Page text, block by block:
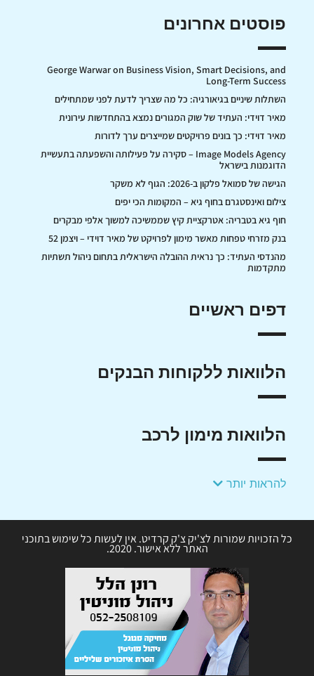
פוסטים אחרונים
George Warwar on Business Vision, Smart Decisions, and
Long-Term Success
השתלות שיניים בגיאורגיה: כל מה שצריך לדעת לפני שמתחילים
מאיר דוידי: העתיד של שוק המגורים נמצא בהתחדשות עירונית
מאיר דוידי: כך בונים פרויקטים שמייצרים ערך לדורות
Image Models Agency – סקירה על פעילותה והשפעתה בתעשיית
הדוגמנות בישראל
הגישה של סמואל פלקון ב-2026: הגוף לא משקר
צילום ואינסטגרם בחוף גיא – המקומות הכי יפים
חוף גיא בטבריה: אטרקציית קיץ שממשיכה למשוך אלפי מבקרים
בנק מזרחי טפחות מאשר מימון לפרויקט של מאיר דוידי – ויצמן 52
מהנדסי העתיד: כך נראית ההובלה הישראלית בתחום ניהול תשתיות
מתקדמות
דפים ראשיים
הלוואות ללקוחות הבנקים
הלוואות מימון לרכב
להראות יותר
כל הזכויות שמורות לצ'יק צ'ק קרדיט. אין לעשות כל שימוש בתוכני
האתר ללא אישור. 2020.